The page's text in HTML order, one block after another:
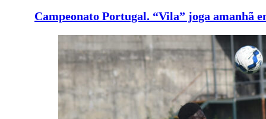
Campeonato Portugal. “Vila” joga amanhã